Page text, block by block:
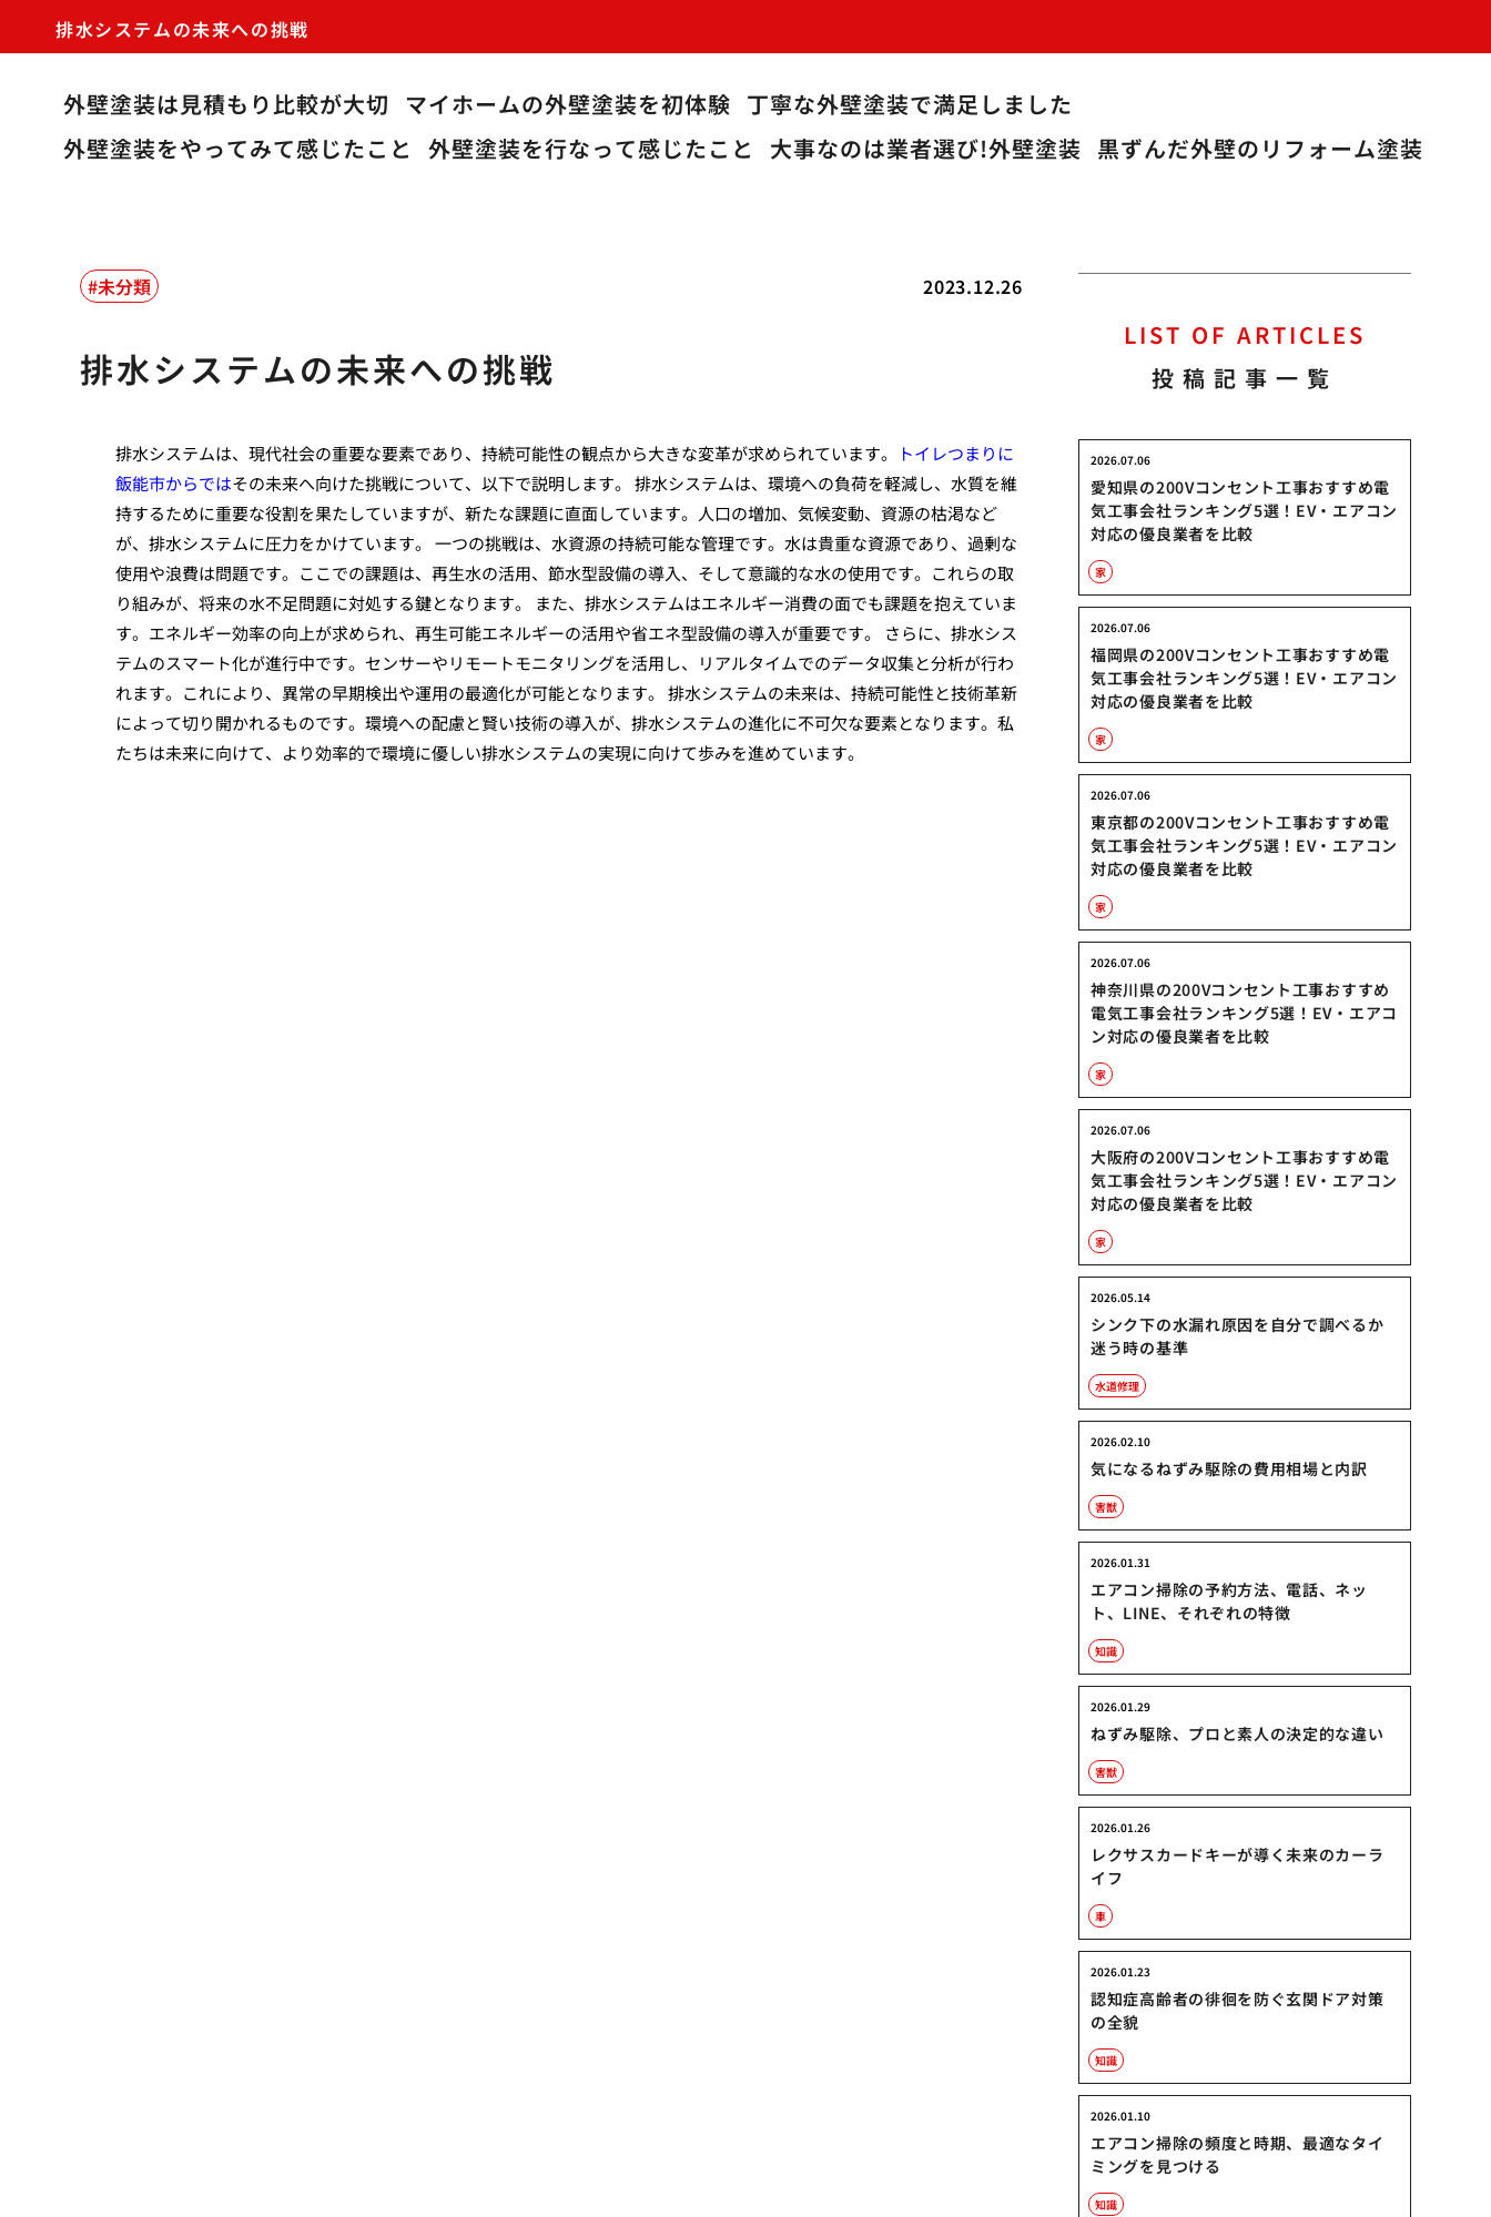
排水システムの未来への挑戦
外壁塗装は見積もり比較が大切 マイホームの外壁塗装を初体験 丁寧な外壁塗装で満足しました
外壁塗装をやってみて感じたこと
外壁塗装を行なって感じたこと 大事なのは業者選び!外壁塗装 黒ずんだ外壁のリフォーム塗装
2023.12.26
未分類
排水システムの未来への挑戦
排水システムは、現代社会の重要な要素であり、持続可能性の観点から大きな変革が求められています。
トイレつまりに
飯能市からではその未来へ向けた挑戦について、以下で説明します。 排水システムは、環境への負荷を軽減し、水質を維
持するために重要な役割を果たしていますが、新たな課題に直面しています。人口の増加、気候変動、資源の枯渇など
が、排水システムに圧力をかけています。 一つの挑戦は、水資源の持続可能な管理です。水は貴重な資源であり、過剰な
使用や浪費は問題です。ここでの課題は、再生水の活用、節水型設備の導入、そして意識的な水の使用です。これらの取
り組みが、将来の水不足問題に対処する鍵となります。 また、排水システムはエネルギー消費の面でも課題を抱えていま
す。エネルギー効率の向上が求められ、再生可能エネルギーの活用や省エネ型設備の導入が重要です。 さらに、排水シス
テムのスマート化が進行中です。センサーやリモートモニタリングを活用し、リアルタイムでのデータ収集と分析が行わ
れます。これにより、異常の早期検出や運用の最適化が可能となります。 排水システムの未来は、持続可能性と技術革新
によって切り開かれるものです。環境への配慮と賢い技術の導入が、排水システムの進化に不可欠な要素となります。私
たちは未来に向けて、より効率的で環境に優しい排水システムの実現に向けて歩みを進めています。
LIST OF ARTICLES
投稿記事一覧
愛知県の200Vコンセント工事おすすめ電
気工事会社ランキング5選！EV・エアコン
対応の優良業者を比較
2026.07.06
家
福岡県の200Vコンセント工事おすすめ電
気工事会社ランキング5選！EV・エアコン
対応の優良業者を比較
2026.07.06
家
東京都の200Vコンセント工事おすすめ電
気工事会社ランキング5選！EV・エアコン
対応の優良業者を比較
2026.07.06
家
神奈川県の200Vコンセント工事おすすめ
電気工事会社ランキング5選！EV・エアコ
ン対応の優良業者を比較
2026.07.06
家
大阪府の200Vコンセント工事おすすめ電
気工事会社ランキング5選！EV・エアコン
対応の優良業者を比較
2026.07.06
家
シンク下の水漏れ原因を自分で調べるか
迷う時の基準
2026.05.14
水道修理
気になるねずみ駆除の費用相場と内訳
2026.02.10
害獣
エアコン掃除の予約方法、電話、ネッ
ト、LINE、それぞれの特徴
2026.01.31
知識
ねずみ駆除、プロと素人の決定的な違い
2026.01.29
害獣
レクサスカードキーが導く未来のカーラ
イフ
2026.01.26
車
認知症高齢者の徘徊を防ぐ玄関ドア対策
の全貌
2026.01.23
知識
エアコン掃除の頻度と時期、最適なタイ
ミングを見つける
2026.01.10
知識